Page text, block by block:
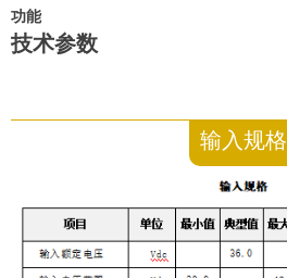
功能
技术参数
输入规格